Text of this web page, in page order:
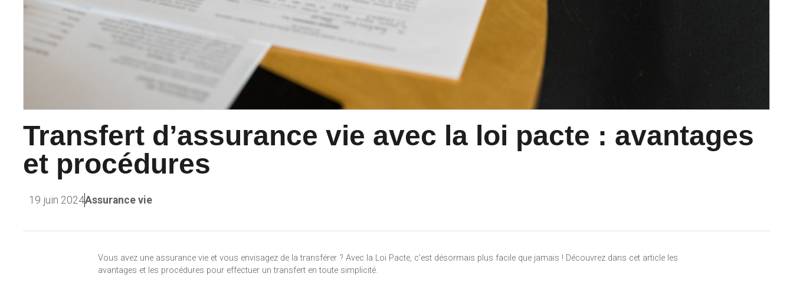
Transfert d’assurance vie avec la loi pacte : avantages
et procédures
19 juin 2024Assurance vie
Vous avez une assurance vie et vous envisagez de la transférer ? Avec la Loi Pacte, c’est désormais plus facile que jamais ! Découvrez dans cet article les
avantages et les procédures pour effectuer un transfert en toute simplicité.